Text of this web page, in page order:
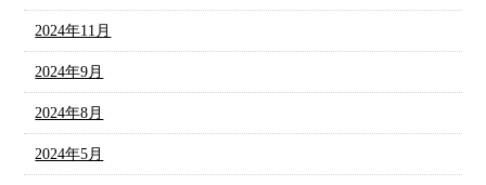
2024年11月
2024年9月
2024年8月
2024年5月